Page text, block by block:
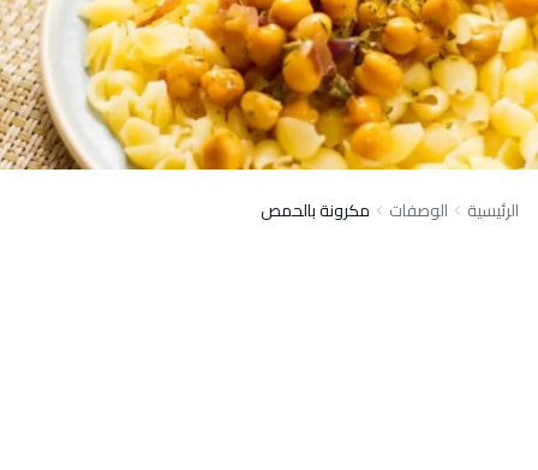
الرئيسية الوصفات مكرونة بالحمص